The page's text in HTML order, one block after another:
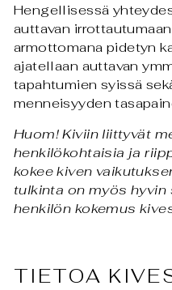
Hengellisessä
auttavan
armottomana pidetyn
ajatellaan auttavan
tapahtumien syissä
menneisyyden
Huom! Kiviin liittyvät
henkilökohtaisia ja
kokee kiven
tulkinta on myös
henkilön kokemus
TIETOA